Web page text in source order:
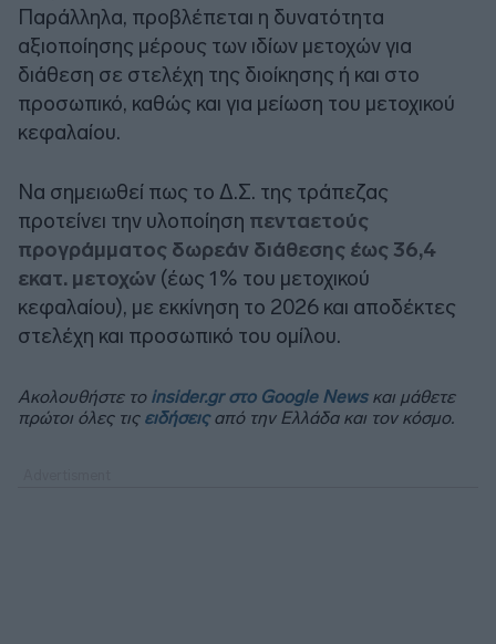
Παράλληλα, προβλέπεται η δυνατότητα
αξιοποίησης μέρους των ιδίων μετοχών για
διάθεση σε στελέχη της διοίκησης ή και στο
προσωπικό, καθώς και για μείωση του μετοχικού
κεφαλαίου.
Να σημειωθεί πως το Δ.Σ. της τράπεζας
προτείνει την υλοποίηση πενταετούς
προγράμματος δωρεάν διάθεσης έως 36,4
εκατ. μετοχών (έως 1% του μετοχικού
κεφαλαίου), με εκκίνηση το 2026 και αποδέκτες
στελέχη και προσωπικό του ομίλου.
Ακολουθήστε το insider.gr στο Google Newsκαι μάθετε
πρώτοι όλες τις ειδήσειςαπό την Ελλάδα και τον κόσμο.